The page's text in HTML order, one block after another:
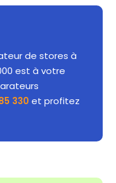
de stores à
est à votre
330 et profitez